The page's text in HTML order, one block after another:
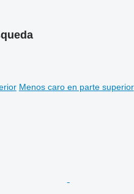
Menos caro en parte superior